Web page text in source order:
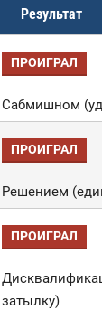
Результат
ПРОИГРАЛ
Сабмишном
ПРОИГРАЛ
Решением
ПРОИГРАЛ
затылку)